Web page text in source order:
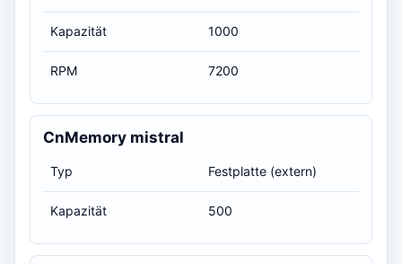
Kapazität 1000
RPM 7200
CnMemory mistral
Typ Festplatte (extern)
Kapazität 500